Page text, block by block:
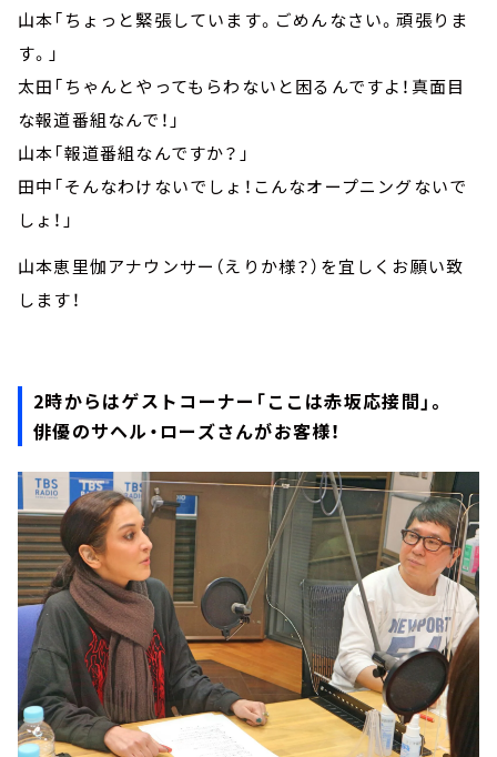
山本「ちょっと緊張しています。ごめんなさい。頑張りま
す。」
太田「ちゃんとやってもらわないと困るんですよ！真面目
な報道番組なんで！」
山本「報道番組なんですか？」
田中「そんなわけないでしょ！こんなオープニングないで
しょ！」
山本恵里伽アナウンサー（えりか様？）を宜しくお願い致
します！
2時からはゲストコーナー「ここは赤坂応接間」。
俳優のサヘル・ローズさんがお客様！